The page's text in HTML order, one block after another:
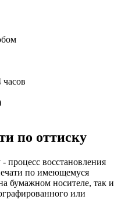
часов
по оттиску
процесс восстановления
по имеющемуся
бумажном носителе, так и
или